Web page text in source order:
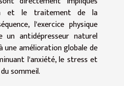
et le traitement de la
l'exercice physique
un antidépresseur naturel
une amélioration globale de
l'anxiété, le stress et
sommeil.